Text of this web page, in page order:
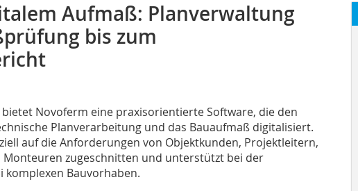
Aufmaß: Planverwaltung
bis zum
bietet Novoferm eine praxisorientierte Software, die den
Planverarbeitung und das Bauaufmaß digitalisiert.
auf die Anforderungen von Objektkunden, Projektleitern,
zugeschnitten und unterstützt bei der
komplexen Bauvorhaben.